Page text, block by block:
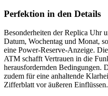
Perfektion in den Details
Besonderheiten der Replica Uhr
Datum, Wochentag und Monat,
eine Power-Reserve-Anzeige.
ATM schafft Vertrauen in die
herausfordernden Bedingungen.
zudem für eine anhaltende
Zifferblatt vor äußeren Einflüssen.